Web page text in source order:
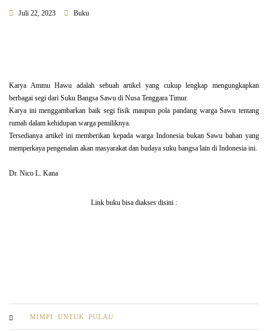
Juli 22, 2023 Buku
Karya Ammu Hawu adalah sebuah artikel yang cukup lengkap mengungkapkan
berbagai segi dari Suku Bangsa Sawu di Nusa Tenggara Timur.
Karya ini menggambarkan baik segi fisik maupun pola pandang warga Sawu tentang
rumah dalam kehidupan warga pemiliknya.
Tersedianya artikel ini memberikan kepada warga Indonesia bukan Sawu bahan yang
memperkaya pengenalan akan masyarakat dan budaya suku bangsa lain di Indonesia ini.
Dr. Nico L. Kana
Link buku bisa diakses disini :
MIMPI UNTUK PULAU